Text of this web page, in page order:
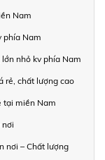
Nam
phía Nam
nhỏ kv phía Nam
rẻ, chất lượng cao
tại miền Nam
nơi
nơi – Chất lượng